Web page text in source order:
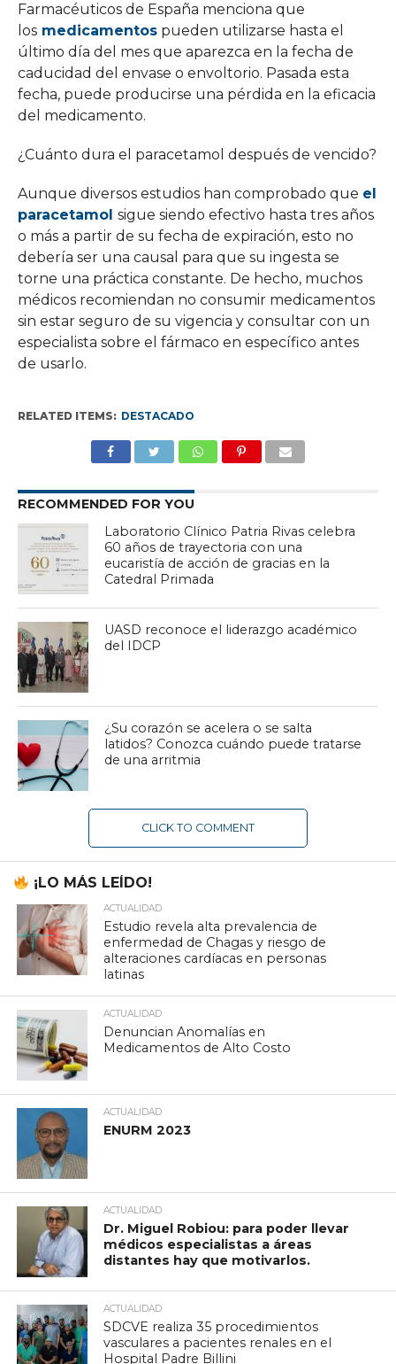
Farmacéuticos de España menciona que
losmedicamentospueden utilizarse hasta el
último día del mes que aparezca en la fecha de
caducidad del envase o envoltorio. Pasada esta
fecha, puede producirse una pérdida en la eficacia
del medicamento.
¿Cuánto dura el paracetamol después de vencido?
Aunque diversos estudios han comprobado que el
paracetamol sigue siendo efectivo hasta tres años
o más a partir de su fecha de expiración, esto no
debería ser una causal para que su ingesta se
torne una práctica constante. De hecho, muchos
médicos recomiendan no consumir medicamentos
sin estar seguro de su vigencia y consultar con un
especialista sobre el fármaco en específico antes
de usarlo.
RELATED ITEMS: DESTACADO
RECOMMENDED FOR YOU
Laboratorio Clínico Patria Rivas celebra
60 años de trayectoria con una
eucaristía de acción de gracias en la
Catedral Primada
UASD reconoce el liderazgo académico
del IDCP
¿Su corazón se acelera o se salta
latidos? Conozca cuándo puede tratarse
de una arritmia
CLICK TO COMMENT
¡LO MÁS LEÍDO!
ACTUALIDAD
Estudio revela alta prevalencia de
enfermedad de Chagas y riesgo de
alteraciones cardíacas en personas
latinas
ACTUALIDAD
Denuncian Anomalías en
Medicamentos de Alto Costo
ACTUALIDAD
ENURM 2023
ACTUALIDAD
Dr. Miguel Robiou: para poder llevar
médicos especialistas a áreas
distantes hay que motivarlos.
ACTUALIDAD
SDCVE realiza 35 procedimientos
vasculares a pacientes renales en el
Hospital Padre Billini